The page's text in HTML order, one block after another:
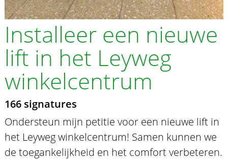
Installeer een nieuwe
lift in het Leyweg
winkelcentrum
166 signatures
Ondersteun mijn petitie voor een nieuwe lift in
het Leyweg winkelcentrum! Samen kunnen we
de toegankelijkheid en het comfort verbeteren.